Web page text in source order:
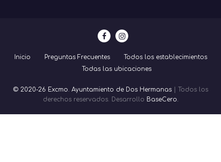
Inicio Preguntas Frecuentes
Todos los establecimientos
Todas las ubicaciones
© 2020-26 Excmo. Ayuntamiento de Dos Hermanas| Todos los
derechos reservados. Desarrollo BaseCero.